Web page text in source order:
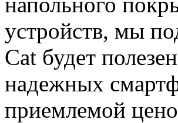
устройств, мы
Cat будет
надежных
приемлемой